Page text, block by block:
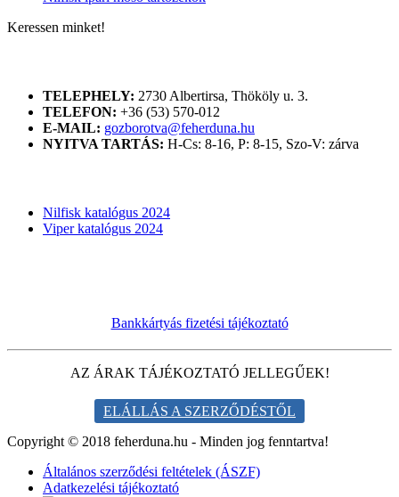
Keressen minket!
TELEPHELY: 2730 Albertirsa, Thököly u. 3.
TELEFON: +36 (53) 570-012
E-MAIL: gozborotva@feherduna.hu
NYITVA TARTÁS: H-Cs: 8-16, P: 8-15, Szo-V: zárva
Nilfisk katalógus 2024
Viper katalógus 2024
Bankkártyás fizetési tájékoztató
AZ ÁRAK TÁJÉKOZTATÓ JELLEGŰEK!
ELÁLLÁS A SZERZŐDÉSTŐL
Copyright © 2018 feherduna.hu - Minden jog fenntartva!
Általános szerződési feltételek (ÁSZF)
Adatkezelési tájékoztató